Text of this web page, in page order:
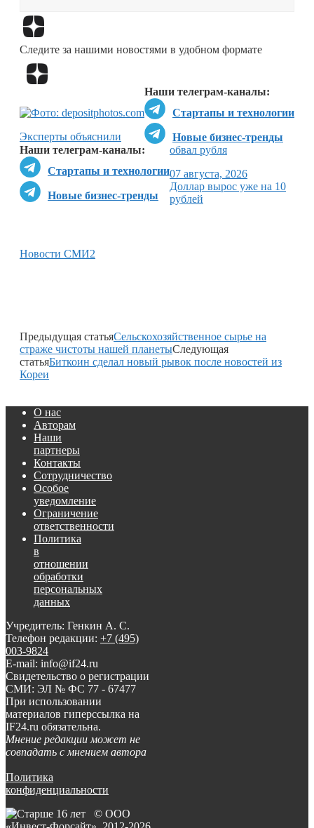
Следите за нашими новостями в удобном формате
Наши телеграм-каналы:
Стартапы и технологии
Новые бизнес-тренды
Наши телеграм-каналы:
Стартапы и технологии
Новые бизнес-тренды
Эксперты объяснили
обвал рубля
07 августа, 2026
Доллар вырос уже на 10
рублей
Новости СМИ2
Предыдущая статьяСельскохозяйственное сырье на
страже чистоты нашей планетыСледующая
статьяБиткоин сделал новый рывок после новостей из
Кореи
О нас
Авторам
Наши
партнеры
Контакты
Сотрудничество
Особое
уведомление
Ограничение
ответственности
Политика
в
отношении
обработки
персональных
данных
Учредитель: Генкин А. С.
Телефон редакции: +7 (495)
003-9824
E-mail: info@if24.ru
Свидетельство о регистрации
СМИ: ЭЛ № ФС 77 - 67477
При использовании
материалов гиперссылка на
IF24.ru обязательна.
Мнение редакции может не
совпадать с мнением автора
Политика
конфиденциальности
© ООО